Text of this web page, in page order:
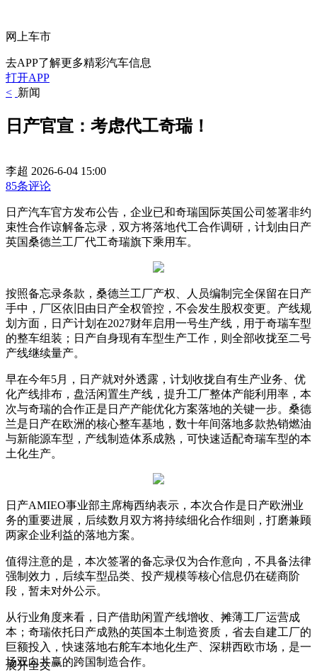
网上车市
去APP了解更多精彩汽车信息
打开APP
< 新闻
日产官宣：考虑代工奇瑞！
李超 2026-6-04 15:00
85条评论
日产汽车官方发布公告，企业已和奇瑞国际英国公司签署非约
束性合作谅解备忘录，双方将落地代工合作调研，计划由日产
英国桑德兰工厂代工奇瑞旗下乘用车。
按照备忘录条款，桑德兰工厂产权、人员编制完全保留在日产
手中，厂区依旧由日产全权管控，不会发生股权变更。产线规
划方面，日产计划在2027财年启用一号生产线，用于奇瑞车型
的整车组装；日产自身现有车型生产工作，则全部收拢至二号
产线继续量产。
早在今年5月，日产就对外透露，计划收拢自有生产业务、优
化产线排布，盘活闲置生产线，提升工厂整体产能利用率，本
次与奇瑞的合作正是日产产能优化方案落地的关键一步。桑德
兰是日产在欧洲的核心整车基地，数十年间落地多款热销燃油
与新能源车型，产线制造体系成熟，可快速适配奇瑞车型的本
土化生产。
日产AMIEO事业部主席梅西纳表示，本次合作是日产欧洲业
务的重要进展，后续数月双方将持续细化合作细则，打磨兼顾
两家企业利益的落地方案。
值得注意的是，本次签署的备忘录仅为合作意向，不具备法律
强制效力，后续车型品类、投产规模等核心信息仍在磋商阶
段，暂未对外公示。
从行业角度来看，日产借助闲置产线增收、摊薄工厂运营成
本；奇瑞依托日产成熟的英国本土制造资质，省去自建工厂的
巨额投入，快速落地右舵车本地化生产、深耕西欧市场，是一
场双向共赢的跨国制造合作。
展开全文